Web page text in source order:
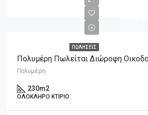
ΠΩΛΉΣΕΙΣ
Πολυμέρη
230m2
ΟΛΌΚΛΗΡΟ ΚΤΊΡΙΟ